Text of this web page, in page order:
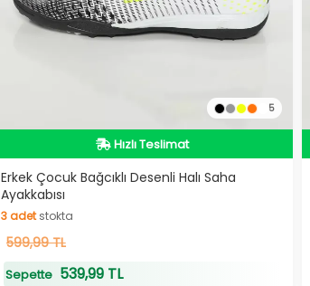
5
Hızlı Teslimat
Hızlı Teslimat
Erkek Çocuk Bağcıklı Desenli Halı Saha
Ayakkabısı
3adetstokta
3adetstokta
599,99 TL
Sepette539,99 TL